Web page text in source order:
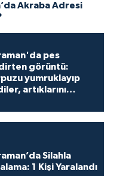
Akraba Adresi
pes
görüntü:
yumruklayıp
artıklarını
Silahla
1 Kişi Yaralandı